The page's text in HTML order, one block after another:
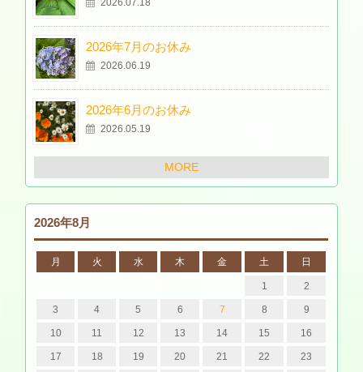
2026.07.18
2026年7月のお休み
2026.06.19
2026年6月のお休み
2026.05.19
MORE
2026年8月
月 火 水 木 金 土 日
1 2
3 4 5 6 7 8 9
10 11 12 13 14 15 16
17 18 19 20 21 22 23